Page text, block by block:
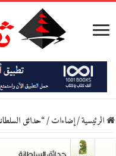
الرئيسية/إضاءات/“حدائق